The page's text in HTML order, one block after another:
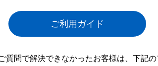
ご利用ガイド
質問で解決できなかったお客様は、下記